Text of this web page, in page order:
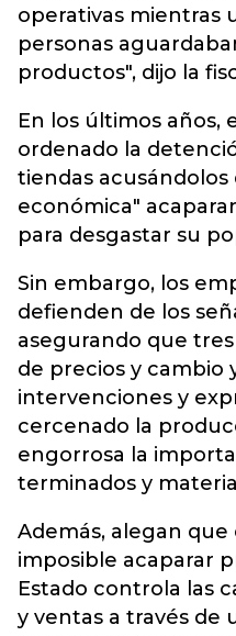
operativas mientras
personas
productos", dijo la
En los últimos años,
ordenado la
tiendas
económica"
para desgastar su
Sin embargo, los
defienden de los
asegurando que
de precios y cambio
intervenciones y
cercenado la
engorrosa la
terminados y
Además, alegan
imposible acaparar
Estado controla las
y ventas a través de